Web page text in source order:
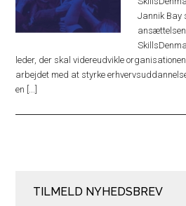
Jannik Bay
leder, der skal videreudvikle
arbejdet med at styrke
en [...]
TILMELD NYHEDSBREV